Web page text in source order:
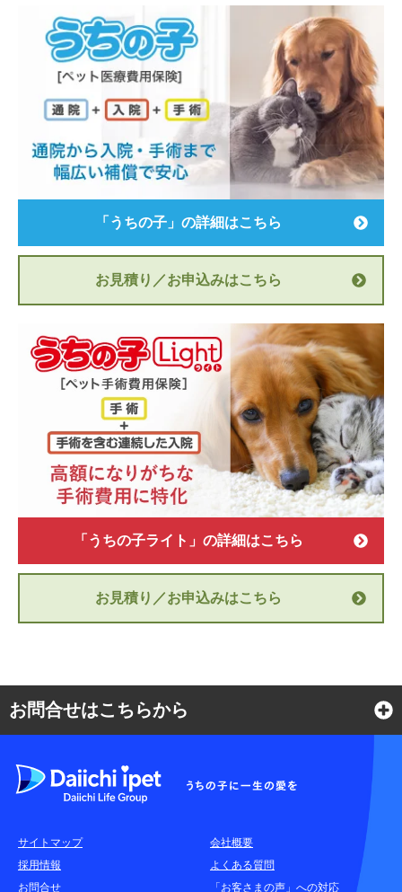
「うちの子」の詳細はこちら
お見積り／お申込みはこちら
「うちの子ライト」の詳細はこちら
お見積り／お申込みはこちら
お問合せはこちらから
各種お問合せ窓口
耳や言葉の不自由なお客さまのお問合せ窓口
サイトマップ
会社概要
採用情報
よくある質問
お問合せ
「お客さまの声」への対応